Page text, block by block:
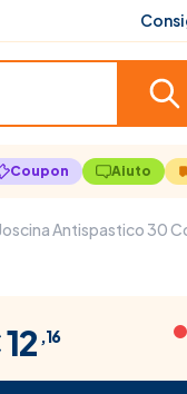
Coupon Aiuto
Antispastico 30
,16